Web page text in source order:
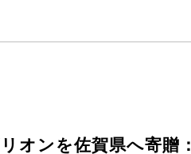
オンを佐賀県へ寄贈：